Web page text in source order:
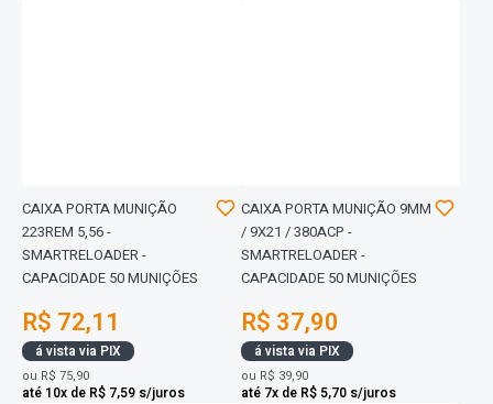
CAIXA PORTA MUNIÇÃO
223REM 5,56 -
SMARTRELOADER -
CAPACIDADE 50 MUNIÇÕES
R$ 72,11
á vista via PIX
ou R$ 75,90
até 10x de R$ 7,59 s/juros
CAIXA PORTA MUNIÇÃO 9MM
/ 9X21 / 380ACP -
SMARTRELOADER -
CAPACIDADE 50 MUNIÇÕES
R$ 37,90
á vista via PIX
ou R$ 39,90
até 7x de R$ 5,70 s/juros